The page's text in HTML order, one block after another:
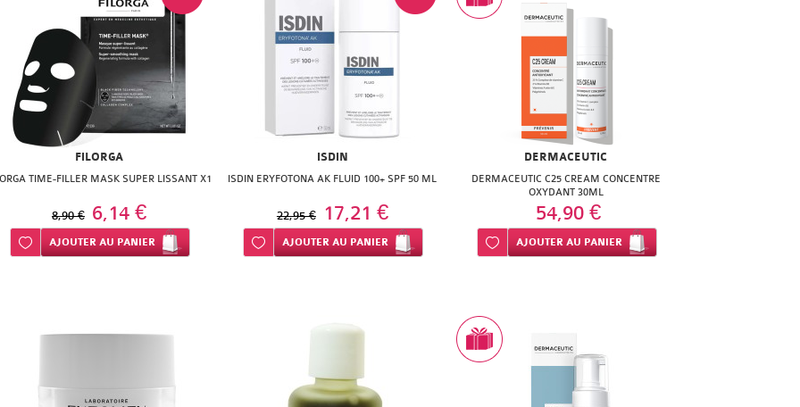
FILORGA
TIME-FILLER MASK SUPER LISSANT X1
8,90 € 6,14 €
Ajouter à ma liste d’envie
AJOUTER AU PANIER
ISDIN
ISDIN ERYFOTONA AK FLUID 100+ SPF 50 ML
22,95 € 17,21 €
Ajouter à ma liste d’envie
AJOUTERAU PANIER
DERMACEUTIC
DERMACEUTIC C25 CREAM CONCENTRE
OXYDANT 30ML
54,90 €
Ajouter à ma liste d’envie
AJOUTER AU PANIER